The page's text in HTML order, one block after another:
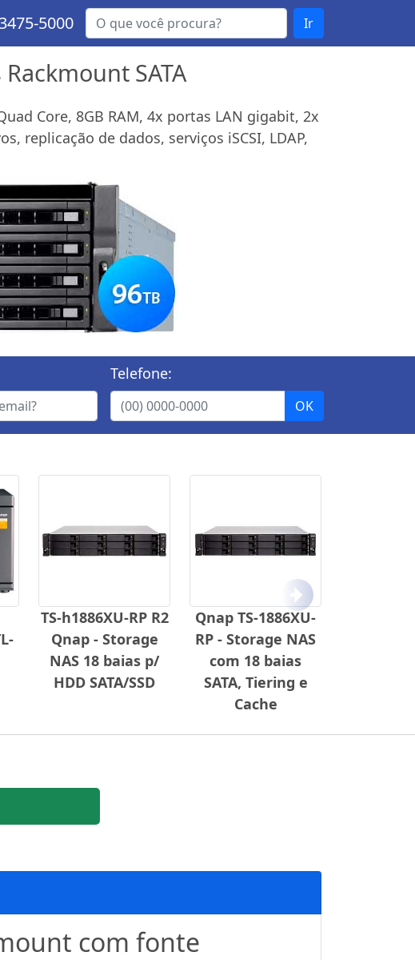
5000 Ir
SATA
Core, 8GB RAM, 4x portas LAN gigabit, 2x
replicação de dados, serviços iSCSI, LDAP,
Telefone:
TS-h1886XU-RP R2
Qnap - Storage
NAS 18 baias p/
HDD SATA/SSD
Qnap TS-1886XU-
RP - Storage NAS
com 18 baias
SATA, Tiering e
Cache
Próximo
com fonte